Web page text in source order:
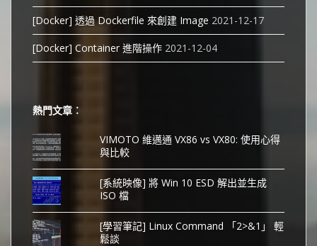
[Docker] 透過 Dockerfile 來創建 Image 2021-12-17
[Docker] Container 進階操作 2021-12-04
熱門文章︰
VIMOTO 維邁通 VX86 vs VX80: 使用心得
與比較
[系統映像] 將 Win 10 ESD 解出並生成
ISO 檔
[學習筆記] Linux Command 「2>&1」 輕
鬆談